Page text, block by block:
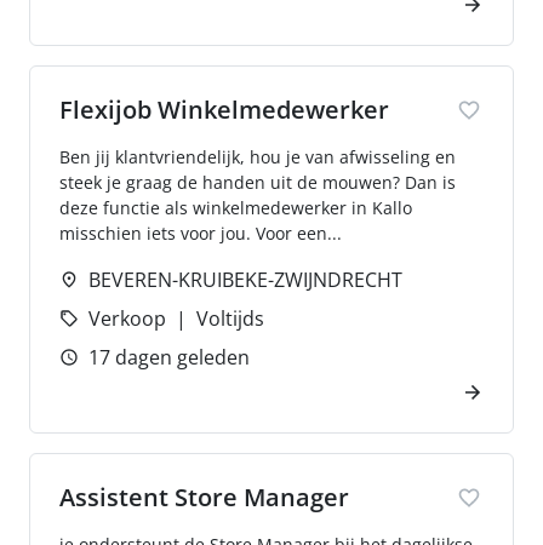
Flexijob Winkelmedewerker
Ben jij klantvriendelijk, hou je van afwisseling en
steek je graag de handen uit de mouwen? Dan is
deze functie als winkelmedewerker in Kallo
misschien iets voor jou. Voor een...
BEVEREN-KRUIBEKE-ZWIJNDRECHT
Verkoop
Voltijds
17 dagen geleden
Assistent Store Manager